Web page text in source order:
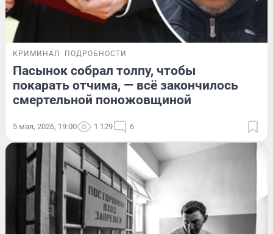
КРИМИНАЛ ПОДРОБНОСТИ
Пасынок собрал толпу, чтобы
покарать отчима, — всё закончилось
смертельной поножовщиной
5 мая, 2026, 19:00 1 129 6